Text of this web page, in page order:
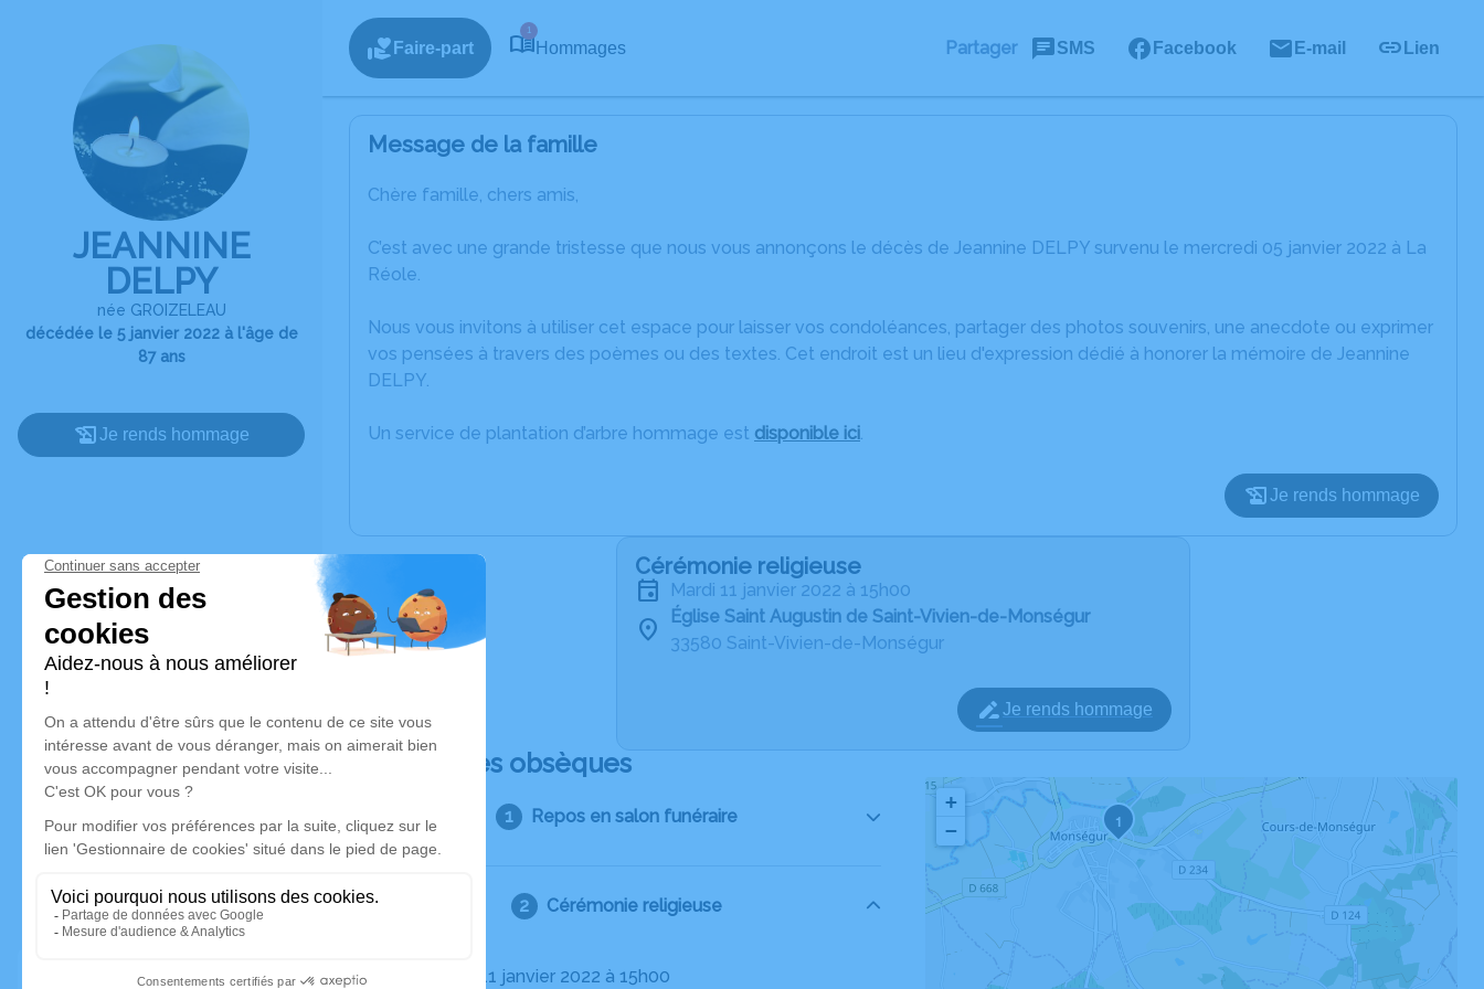
JEANNINE
DELPY
née GROIZELEAU
décédée le 5 janvier 2022 à l'âge de
87 ans
Je rends hommage
Faire-part
1
Hommages Partager SMS Facebook E-mail Lien
Message de la famille
Chère famille, chers amis,
C’est avec une grande tristesse que nous vous annonçons le décès de Jeannine DELPY survenu le mercredi 05 janvier 2022 à La
Réole.
Nous vous invitons à utiliser cet espace pour laisser vos condoléances, partager des photos souvenirs, une anecdote ou exprimer
vos pensées à travers des poèmes ou des textes. Cet endroit est un lieu d'expression dédié à honorer la mémoire de Jeannine
DELPY.
Un service de plantation d’arbre hommage est disponible ici.
Je rends hommage
Cérémonie religieuse
mardi 11 janvier 2022 à 15h00
Église Saint Augustin de Saint-Vivien-de-Monségur
33580 Saint-Vivien-de-Monségur
Je rends hommage
Déroulé des obsèques
Repos en salon funéraire
Cérémonie religieuse
Le mardi 11 janvier 2022 à 15h00
1
+
−